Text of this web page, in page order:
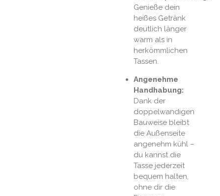
Genieße dein
heißes Getränk
deutlich länger
warm als in
herkömmlichen
Tassen.
Angenehme
Handhabung:
Dank der
doppelwandigen
Bauweise bleibt
die Außenseite
angenehm kühl –
du kannst die
Tasse jederzeit
bequem halten,
ohne dir die